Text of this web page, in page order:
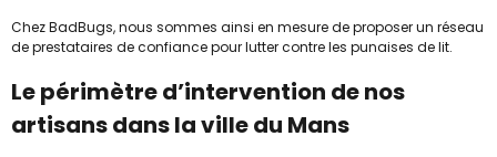
Chez BadBugs, nous sommes ainsi en mesure de proposer un réseau
de prestataires de confiance pour lutter contre les punaises de lit.
Le périmètre d’intervention de nos
artisans dans la ville du Mans